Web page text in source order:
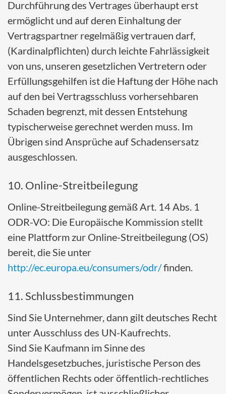
Durchführung des Vertrages überhaupt erst
ermöglicht und auf deren Einhaltung der
Vertragspartner regelmäßig vertrauen darf,
(Kardinalpflichten) durch leichte Fahrlässigkeit
von uns, unseren gesetzlichen Vertretern oder
Erfüllungsgehilfen ist die Haftung der Höhe nach
auf den bei Vertragsschluss vorhersehbaren
Schaden begrenzt, mit dessen Entstehung
typischerweise gerechnet werden muss. Im
Übrigen sind Ansprüche auf Schadensersatz
ausgeschlossen.
10. Online-Streitbeilegung
Online-Streitbeilegung gemäß Art. 14 Abs. 1
ODR-VO: Die Europäische Kommission stellt
eine Plattform zur Online-Streitbeilegung (OS)
bereit, die Sie unter
http://ec.europa.eu/consumers/odr/finden.
11. Schlussbestimmungen
Sind Sie Unternehmer, dann gilt deutsches Recht
unter Ausschluss des UN-Kaufrechts.
Sind Sie Kaufmann im Sinne des
Handelsgesetzbuches, juristische Person des
öffentlichen Rechts oder öffentlich-rechtliches